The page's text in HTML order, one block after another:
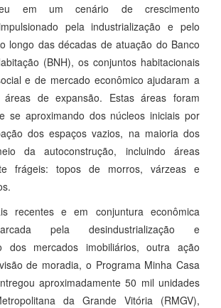
em um cenário de crescimento
pela industrialização e pelo
longo das décadas de atuação do Banco
(BNH), os conjuntos habitacionais
e de mercado econômico ajudaram a
áreas de expansão. Estas áreas foram
se aproximando dos núcleos iniciais por
dos espaços vazios, na maioria dos
da autoconstrução, incluindo áreas
frágeis: topos de morros, várzeas e
recentes e em conjuntura econômica
pela desindustrialização e
dos mercados imobiliários, outra ação
de moradia, o Programa Minha Casa
aproximadamente 50 mil unidades
da Grande Vitória (RMGV),